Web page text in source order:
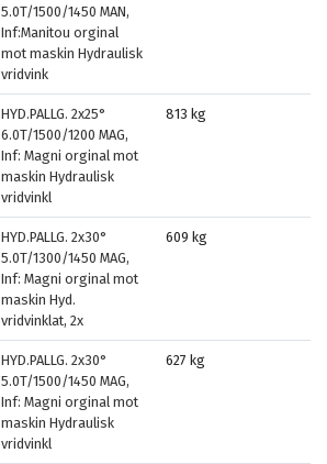
5.0T/1500/1450 MAN,
Inf:Manitou orginal
mot maskin Hydraulisk
vridvink
HYD.PALLG. 2x25°
6.0T/1500/1200 MAG,
Inf: Magni orginal mot
maskin Hydraulisk
vridvinkl
813 kg
HYD.PALLG. 2x30°
5.0T/1300/1450 MAG,
Inf: Magni orginal mot
maskin Hyd.
vridvinklat, 2x
609 kg
HYD.PALLG. 2x30°
5.0T/1500/1450 MAG,
Inf: Magni orginal mot
maskin Hydraulisk
vridvinkl
627 kg